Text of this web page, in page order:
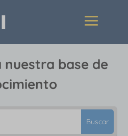
nuestra base de
Buscar